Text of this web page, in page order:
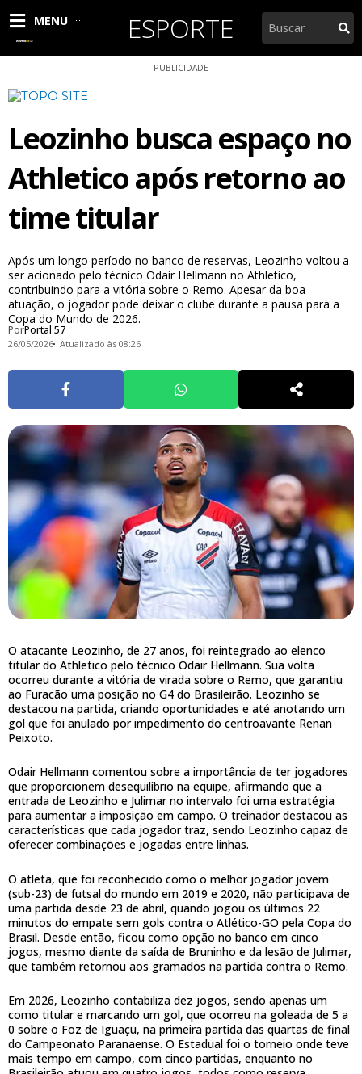
para
MENU ESPORTE Pesquisar
PUBLICIDADE
Leozinho busca espaço no
Athletico após retorno ao
time titular
Após um longo período no banco de reservas, Leozinho voltou a
ser acionado pelo técnico Odair Hellmann no Athletico,
contribuindo para a vitória sobre o Remo. Apesar da boa
atuação, o jogador pode deixar o clube durante a pausa para a
Copa do Mundo de 2026.
PorPortal 57
26/05/2026 Atualizado às 08:26
O atacante Leozinho, de 27 anos, foi reintegrado ao elenco
titular do Athletico pelo técnico Odair Hellmann. Sua volta
ocorreu durante a vitória de virada sobre o Remo, que garantiu
ao Furacão uma posição no G4 do Brasileirão. Leozinho se
destacou na partida, criando oportunidades e até anotando um
gol que foi anulado por impedimento do centroavante Renan
Peixoto.
Odair Hellmann comentou sobre a importância de ter jogadores
que proporcionem desequilíbrio na equipe, afirmando que a
entrada de Leozinho e Julimar no intervalo foi uma estratégia
para aumentar a imposição em campo. O treinador destacou as
características que cada jogador traz, sendo Leozinho capaz de
oferecer combinações e jogadas entre linhas.
O atleta, que foi reconhecido como o melhor jogador jovem
(sub-23) de futsal do mundo em 2019 e 2020, não participava de
uma partida desde 23 de abril, quando jogou os últimos 22
minutos do empate sem gols contra o Atlético-GO pela Copa do
Brasil. Desde então, ficou como opção no banco em cinco
jogos, mesmo diante da saída de Bruninho e da lesão de Julimar,
que também retornou aos gramados na partida contra o Remo.
Em 2026, Leozinho contabiliza dez jogos, sendo apenas um
como titular e marcando um gol, que ocorreu na goleada de 5 a
0 sobre o Foz de Iguaçu, na primeira partida das quartas de final
do Campeonato Paranaense. O Estadual foi o torneio onde teve
mais tempo em campo, com cinco partidas, enquanto no